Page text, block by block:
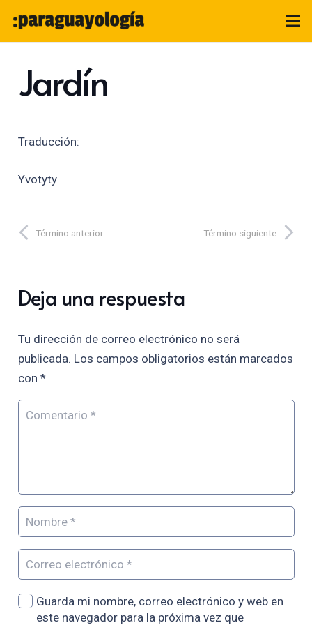
Jardín
Traducción:
Yvotyty
Término anterior Término siguiente
Deja una respuesta
Tu dirección de correo electrónico no será
publicada. Los campos obligatorios están marcados
con *
Guarda mi nombre, correo electrónico y web en
este navegador para la próxima vez que